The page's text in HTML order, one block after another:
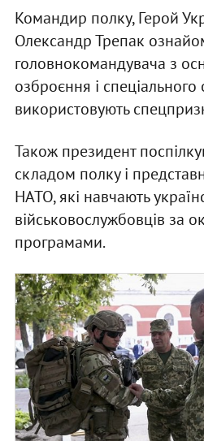
Командир полку, Герой
Олександр Трепак
головнокомандувача з
озброєння і
використовують
Також президент
складом полку і
НАТО, які навчають
військовослужбовців за
програмами.